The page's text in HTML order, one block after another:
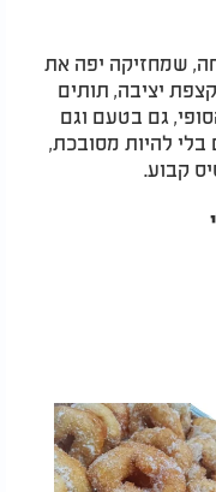
שמחזיקה יפה את
יציבה, תותים
גם בטעם וגם
להיות מסובכת,
קבוע.